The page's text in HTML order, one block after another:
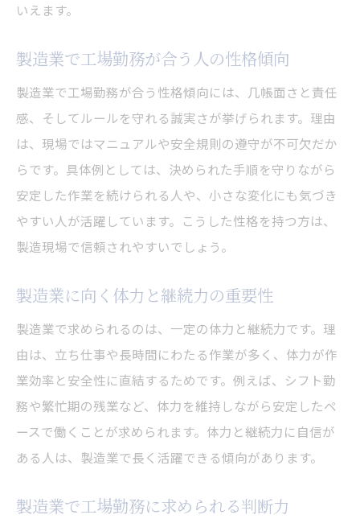
いえます。
製造業で工場勤務が合う人の性格傾向
製造業で工場勤務が合う性格傾向には、几帳面さと責任
感、そしてルールを守れる誠実さが挙げられます。理由
は、現場ではマニュアルや安全規則の遵守が不可欠だか
らです。具体例としては、決められた手順を守りながら
安定した作業を続けられる人や、小さな変化にも気づき
やすい人が活躍しています。こうした性格を持つ方は、
製造現場で信頼されやすいでしょう。
製造業に向く体力と継続力の重要性
製造業で求められるのは、一定の体力と継続力です。理
由は、立ち仕事や長時間にわたる作業が多く、体力が作
業効率と安全性に直結するためです。例えば、シフト勤
務や繁忙期の残業など、体力を維持しながら安定したペ
ースで働くことが求められます。体力と継続力に自信が
ある人は、製造業で長く活躍できる傾向があります。
製造業で工場勤務に求められる判断力